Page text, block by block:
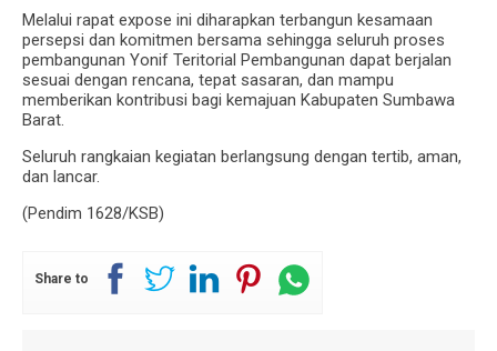
Melalui rapat expose ini diharapkan terbangun kesamaan
persepsi dan komitmen bersama sehingga seluruh proses
pembangunan Yonif Teritorial Pembangunan dapat berjalan
sesuai dengan rencana, tepat sasaran, dan mampu
memberikan kontribusi bagi kemajuan Kabupaten Sumbawa
Barat.
Seluruh rangkaian kegiatan berlangsung dengan tertib, aman,
dan lancar.
(Pendim 1628/KSB)
Share to